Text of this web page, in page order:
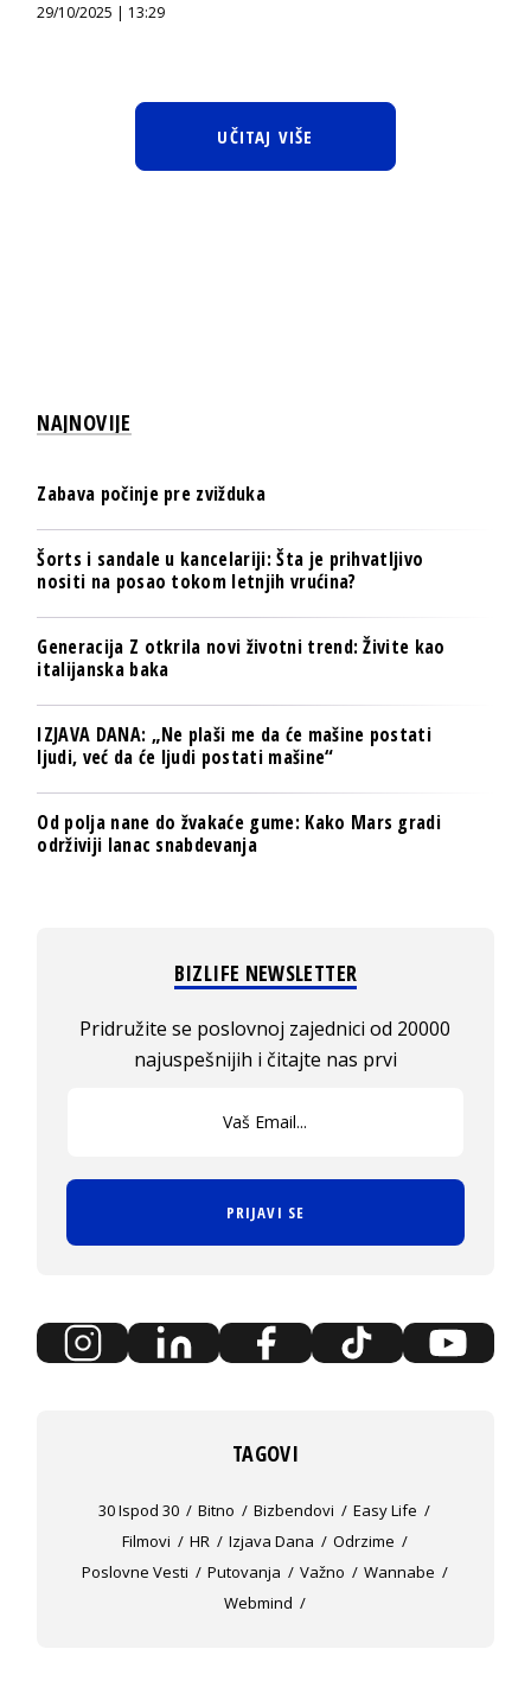
29/10/2025 | 13:29
UČITAJ VIŠE
NAJNOVIJE
Zabava počinje pre zvižduka
Šorts i sandale u kancelariji: Šta je prihvatljivo
nositi na posao tokom letnjih vrućina?
Generacija Z otkrila novi životni trend: Živite kao
italijanska baka
IZJAVA DANA: „Ne plaši me da će mašine postati
ljudi, već da će ljudi postati mašine“
Od polja nane do žvakaće gume: Kako Mars gradi
održiviji lanac snabdevanja
BIZLIFE NEWSLETTER
Pridružite se poslovnoj zajednici od 20000
najuspešnijih i čitajte nas prvi
PRIJAVI SE
TAGOVI
30 Ispod 30 Bitno Bizbendovi
Easy Life
Filmovi
HR Izjava Dana
Odrzime
Poslovne Vesti
Putovanja Važno
Wannabe
Webmind